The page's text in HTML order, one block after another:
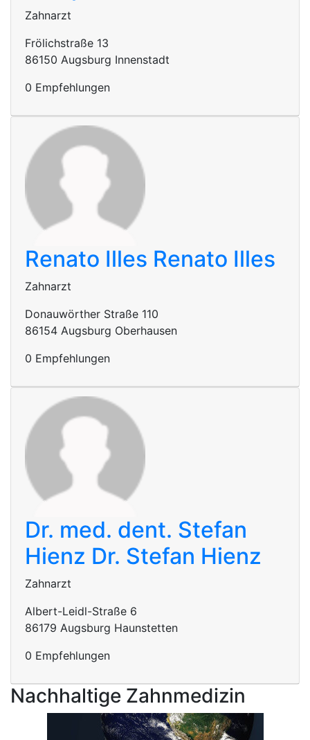
Zahnarzt
Frölichstraße 13
86150 Augsburg Innenstadt
0 Empfehlungen
Renato Illes Renato Illes
Zahnarzt
Donauwörther Straße 110
86154 Augsburg Oberhausen
0 Empfehlungen
Dr. med. dent. Stefan
Hienz Dr. Stefan Hienz
Zahnarzt
Albert-Leidl-Straße 6
86179 Augsburg Haunstetten
0 Empfehlungen
Nachhaltige Zahnmedizin